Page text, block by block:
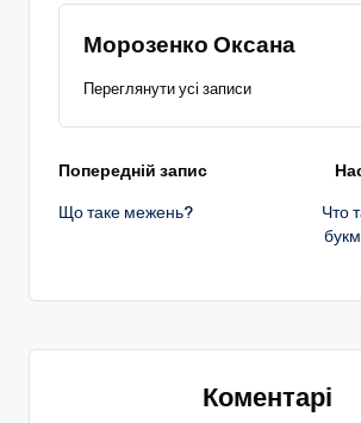
Морозенко Оксана
Переглянути усі записи
Навігація
по
Попередній запис
Що таке межень?
Что
Коментарі